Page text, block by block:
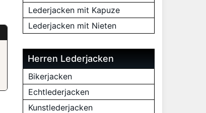
Lederjacken mit Kapuze
Lederjacken mit Nieten
Herren Lederjacken
Bikerjacken
Echtlederjacken
Kunstlederjacken